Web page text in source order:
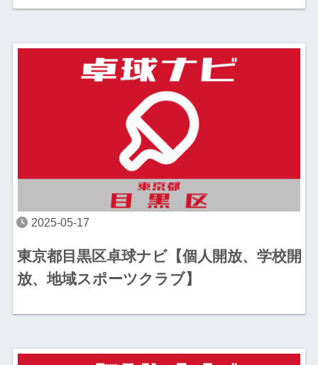
2025-05-17
東京都目黒区卓球ナビ【個人開放、学校開
放、地域スポーツクラブ】